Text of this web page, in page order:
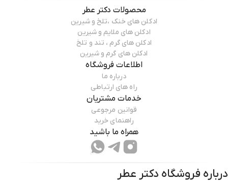
محصولات دکتر عطر
ادکلن های خنک ،تلخ و شیرین
ادکلن های ملایم و شیرین
ادکلن های گرم ، تند و تلخ
ادکلن های گرم و شیرین
اطلاعات فروشگاه
درباره ما
راه های ارتباطی
خدمات مشتریان
قوانین مرجوعی
راهنمای خرید
همراه ما باشید
درباره فروشگاه دکتر عطر